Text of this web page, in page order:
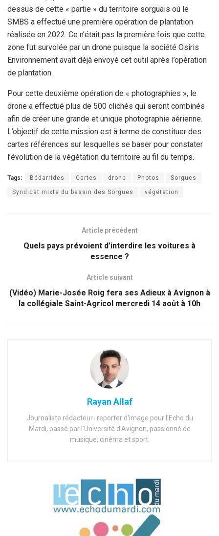
dessus de cette « partie » du territoire sorguais où le
SMBS a effectué une première opération de plantation
réalisée en 2022. Ce n’était pas la première fois que cette
zone fut survolée par un drone puisque la société Osiris
Environnement avait déjà envoyé cet outil après l’opération
de plantation.
Pour cette deuxième opération de « photographies », le
drone a effectué plus de 500 clichés qui seront combinés
afin de créer une grande et unique photographie aérienne.
L’objectif de cette mission est à terme de constituer des
cartes références sur lesquelles se baser pour constater
l’évolution de la végétation du territoire au fil du temps.
Tags: Bédarrides Cartes drone Photos Sorgues
Syndicat mixte du bassin des Sorgues végétation
Article précédent
Quels pays prévoient d’interdire les voitures à
essence ?
Article suivant
(Vidéo) Marie-Josée Roig fera ses Adieux à Avignon à
la collégiale Saint-Agricol mercredi 14 août à 10h
Rayan Allaf
Journaliste rédacteur- reporter d'image pour l'Echo du
Mardi, passé par l'Université d'Avignon, passionné de
musique, cinéma et sport.